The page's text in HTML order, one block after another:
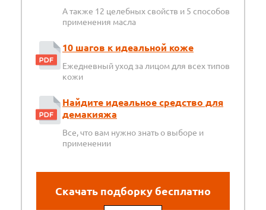
А также 12 целебных свойств и 5 способов
применения масла
10 шагов к идеальной коже
Ежедневный уход за лицом для всех типов
кожи
Найдите идеальное средство для
демакияжа
Все, что вам нужно знать о выборе и
применении
Скачать подборку бесплатно